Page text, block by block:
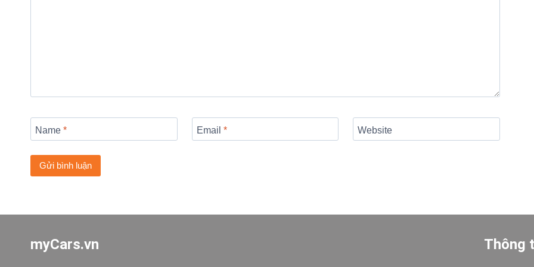
Name * Email * Website
myCars.vn Thông